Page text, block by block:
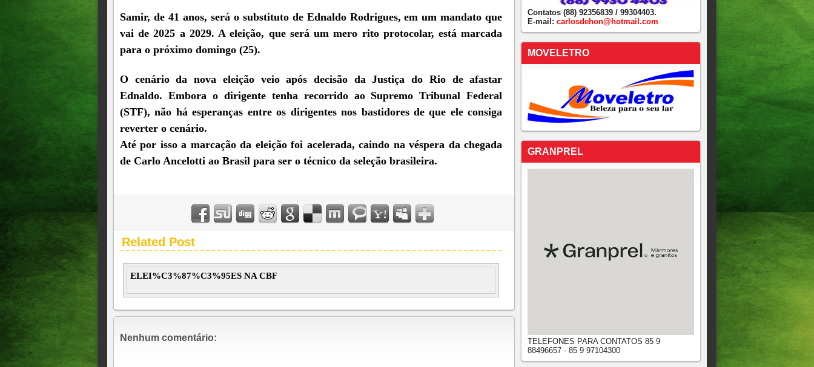
Samir, de 41 anos, será o substituto de Ednaldo Rodrigues, em um mandato que
vai de 2025 a 2029. A eleição, que será um mero rito protocolar, está marcada
para o próximo domingo (25).
O cenário da nova eleição veio após decisão da Justiça do Rio de afastar
Ednaldo. Embora o dirigente tenha recorrido ao Supremo Tribunal Federal
(STF), não há esperanças entre os dirigentes nos bastidores de que ele consiga
reverter o cenário.
Até por isso a marcação da eleição foi acelerada, caindo na véspera da chegada
de Carlo Ancelotti ao Brasil para ser o técnico da seleção brasileira.
Related Post
ELEI%C3%87%C3%95ES NA CBF
Nenhum comentário:
Contatos (88) 92356839 / 99304403.
E-mail: carlosdehon@hotmail.com
MOVELETRO
GRANPREL
TELEFONES PARA CONTATOS 85 9
88496657 - 85 9 97104300